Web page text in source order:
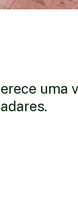
uma